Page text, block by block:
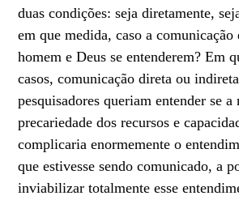
duas condições: seja diretamente,
em que medida, caso a comunicação
homem e Deus se entenderem? Em
casos, comunicação direta ou
pesquisadores queriam entender se a
precariedade dos recursos e
complicaria enormemente o
que estivesse sendo comunicado, a
inviabilizar totalmente esse